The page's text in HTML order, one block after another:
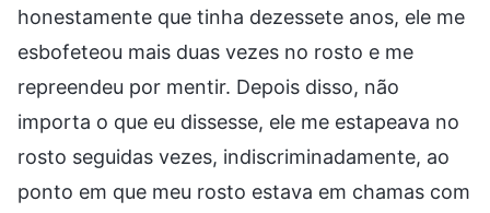
honestamente que tinha dezessete anos, ele me
esbofeteou mais duas vezes no rosto e me
repreendeu por mentir. Depois disso, não
importa o que eu dissesse, ele me estapeava no
rosto seguidas vezes, indiscriminadamente, ao
ponto em que meu rosto estava em chamas com